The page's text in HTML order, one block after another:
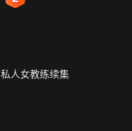
私人女教练续集